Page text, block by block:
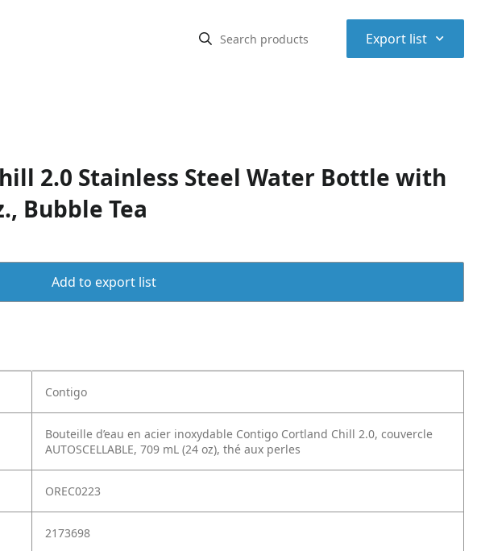
Export list ⌃
2.0 Stainless Steel Water Bottle with
Bubble Tea
Add to export list
Contigo
Bouteille d’eau en acier inoxydable Contigo Cortland Chill 2.0, couvercle
AUTOSCELLABLE, 709 mL (24 oz), thé aux perles
OREC0223
2173698